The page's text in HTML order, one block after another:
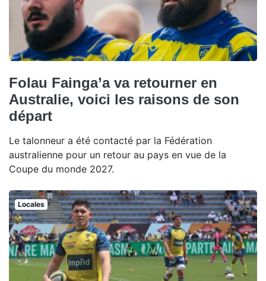
Folau Fainga’a va retourner en
Australie, voici les raisons de son
départ
Le talonneur a été contacté par la Fédération
australienne pour un retour au pays en vue de la
Coupe du monde 2027.
Locales